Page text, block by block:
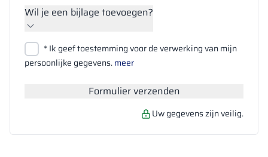
Wil je een bijlage toevoegen?
Bestanden bijvoegen
Zoeken
* Ik geef toestemming voor de verwerking van mijn
persoonlijke gegevens.meer
Formulier verzenden
Uw gegevens zijn veilig.